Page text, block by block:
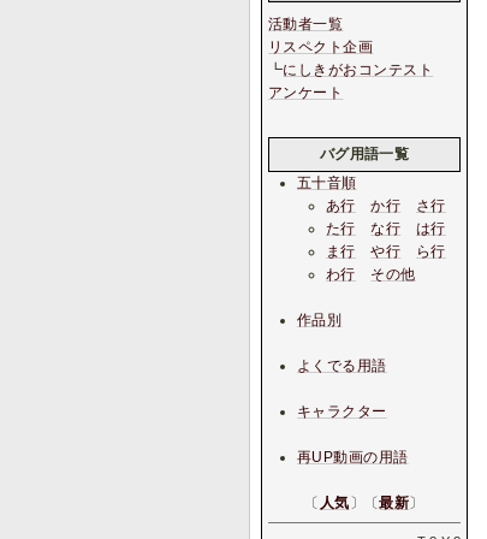
活動者一覧
リスペクト企画
┗にしきがおコンテスト
アンケート
バグ用語一覧
五十音順
あ行
か行
さ行
た行
な行
は行
ま行
や行
ら行
わ行
その他
作品別
よくでる用語
キャラクター
再UP動画の用語
〔 人気 〕〔最新〕